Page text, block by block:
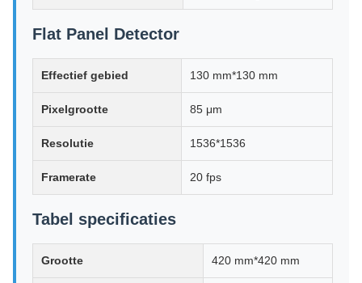
Flat Panel Detector
Effectief gebied 130 mm*130 mm
Pixelgrootte 85 μm
Resolutie 1536*1536
Framerate 20 fps
Tabel specificaties
Grootte 420 mm*420 mm